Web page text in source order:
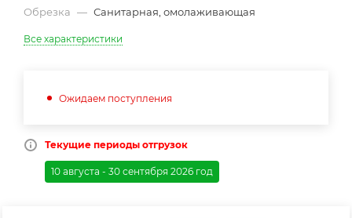
Обрезка — Санитарная, омолаживающая
Все характеристики
Ожидаем поступления
Текущие периоды отгрузок
10 августа - 30 сентября 2026 год